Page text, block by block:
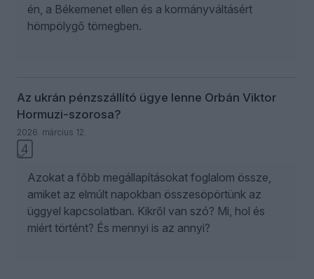
én, a Békemenet ellen és a kormányváltásért
hömpölygő tömegben.
Az ukrán pénzszállító ügye lenne Orbán Viktor
Hormuzi-szorosa?
2026. március 12.
4
Azokat a főbb megállapításokat foglalom össze,
amiket az elmúlt napokban összesöpörtünk az
üggyel kapcsolatban. Kikről van szó? Mi, hol és
miért történt? És mennyi is az annyi?